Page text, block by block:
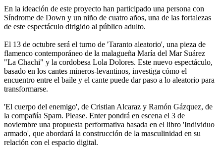
En la ideación de este proyecto han participado una persona con
Síndrome de Down y un niño de cuatro años, una de las fortalezas
de este espectáculo dirigido al público adulto.
El 13 de octubre será el turno de 'Taranto aleatorio', una pieza de
flamenco contemporáneo de la malagueña María del Mar Suárez
"La Chachi" y la cordobesa Lola Dolores. Este nuevo espectáculo,
basado en los cantes mineros-levantinos, investiga cómo el
encuentro entre el baile y el cante puede dar paso a lo aleatorio para
transformarse.
'El cuerpo del enemigo', de Cristian Alcaraz y Ramón Gázquez, de
la compañía Spam. Please. Enter pondrá en escena el 3 de
noviembre una propuesta performativa basada en el libro 'Individuo
armado', que abordará la construcción de la masculinidad en su
relación con el espacio digital.